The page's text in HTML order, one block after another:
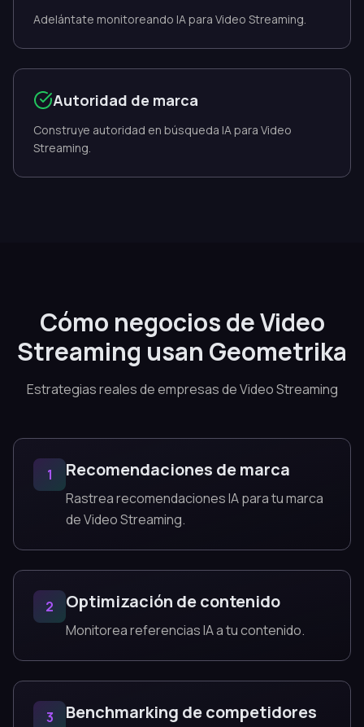
Adelántate monitoreando IA para Video Streaming.
Autoridad de marca
Construye autoridad en búsqueda IA para Video
Streaming.
Cómo negocios de Video
Streaming usan Geometrika
Estrategias reales de empresas de Video Streaming
1 Recomendaciones de marca
Rastrea recomendaciones IA para tu marca
de Video Streaming.
2 Optimización de contenido
Monitorea referencias IA a tu contenido.
3 Benchmarking de competidores